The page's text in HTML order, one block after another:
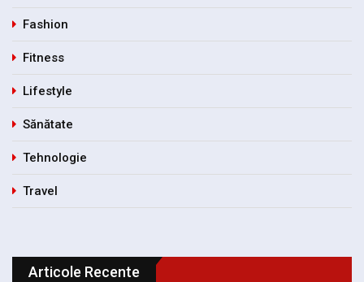
Fashion
Fitness
Lifestyle
Sănătate
Tehnologie
Travel
Articole Recente